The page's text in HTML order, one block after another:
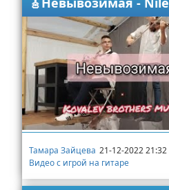
Тамара Зайцева 21-12-2022 21:32
Видео с игрой на гитаре